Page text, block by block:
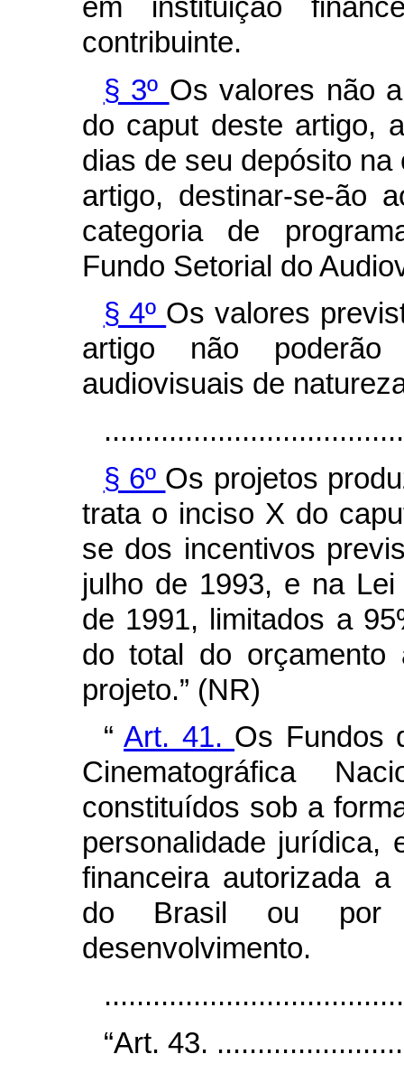
em instituição
contribuinte.
§ 3º Os valores não
do caput deste artigo,
dias de seu depósito na
artigo, destinar-se-ão
categoria de
Fundo Setorial do
§ 4º Os valores
artigo não
audiovisuais de
§ 6º Os projetos
trata o inciso X do
se dos incentivos
julho de 1993, e na
de 1991, limitados a
do total do orçamento
projeto.” (NR)
“Art. 41. Os Fundos
Cinematográfica
constituídos sob a
personalidade jurídica,
financeira autorizada
do Brasil ou por
desenvolvimento.
“Art. 43.